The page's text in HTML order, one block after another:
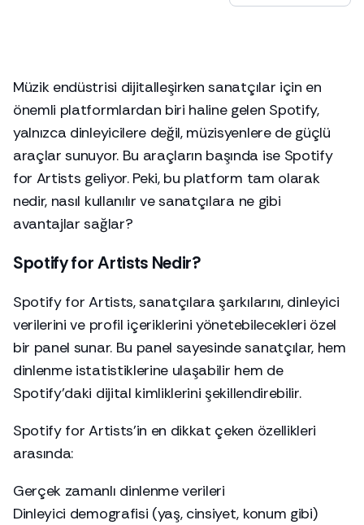
Müzik endüstrisi dijitalleşirken sanatçılar için en
önemli platformlardan biri haline gelen Spotify,
yalnızca dinleyicilere değil, müzisyenlere de güçlü
araçlar sunuyor. Bu araçların başında ise Spotify
for Artists geliyor. Peki, bu platform tam olarak
nedir, nasıl kullanılır ve sanatçılara ne gibi
avantajlar sağlar?
Spotify for Artists Nedir?
Spotify for Artists, sanatçılara şarkılarını, dinleyici
verilerini ve profil içeriklerini yönetebilecekleri özel
bir panel sunar. Bu panel sayesinde sanatçılar, hem
dinlenme istatistiklerine ulaşabilir hem de
Spotify’daki dijital kimliklerini şekillendirebilir.
Spotify for Artists’in en dikkat çeken özellikleri
arasında:
Gerçek zamanlı dinlenme verileri
Dinleyici demografisi (yaş, cinsiyet, konum gibi)